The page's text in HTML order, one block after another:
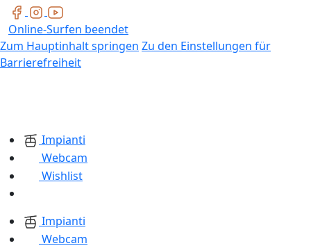
Online-Surfen beendet
Zum Hauptinhalt springen Zu den Einstellungen für
Barrierefreiheit
Impianti
Webcam
Wishlist
Impianti
Webcam